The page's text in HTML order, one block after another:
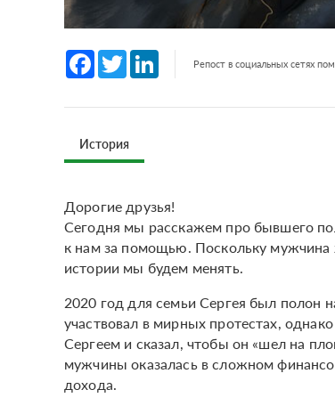
Facebook
Twitter LinkedInРепост в социальных сетях
История
Дорогие друзья!
Сегодня мы расскажем про бывшего
к нам за помощью. Поскольку мужчина
истории мы будем менять.
2020 год для семьи Сергея был полон
участвовал в мирных протестах,
Сергеем и сказал, чтобы он «шел на
мужчины оказалась в сложном
дохода.